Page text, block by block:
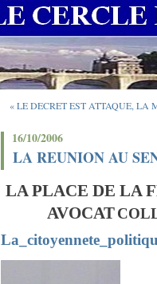
« LE DECRET EST ATTAQUE,
16/10/2006
LA REUNION AU
LA PLACE DE LA
AVOCAT